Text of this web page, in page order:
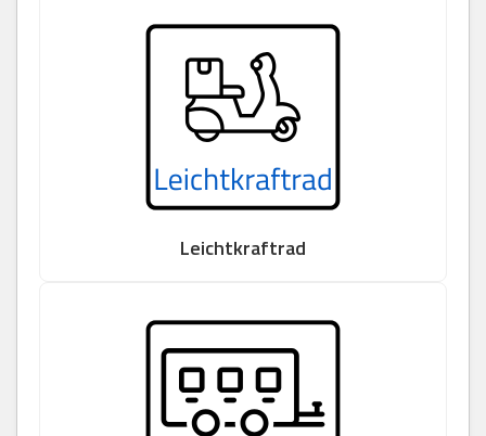
Leichtkraftrad